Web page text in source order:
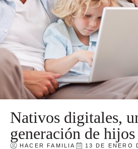
Nativos digitales,
generación de
HACER FAMILIA 13 DE ENERO